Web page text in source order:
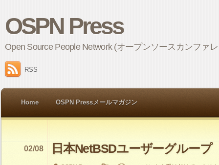
OSPN Press
Open Source People Network (オープンソースカンファ
RSS
Home OSPN Pressメールマガジン
日本NetBSDユーザーグループ
02/08